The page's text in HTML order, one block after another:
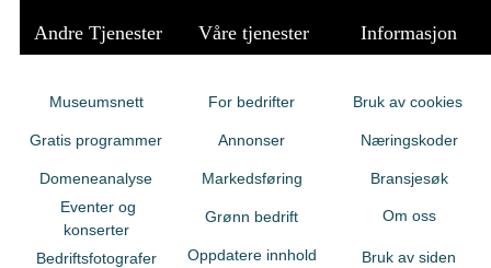
Andre Tjenester Våre tjenester Informasjon
Museumsnett
Gratis programmer
Domeneanalyse
Eventer og
konserter
Bedriftsfotografer
For bedrifter
Annonser
Markedsføring
Grønn bedrift
Oppdatere innhold
Bruk av cookies
Næringskoder
Bransjesøk
Om oss
Bruk av siden